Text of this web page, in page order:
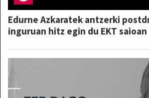
Edurne Azkaratek antzerki
inguruan hitz egin du EKT saioan